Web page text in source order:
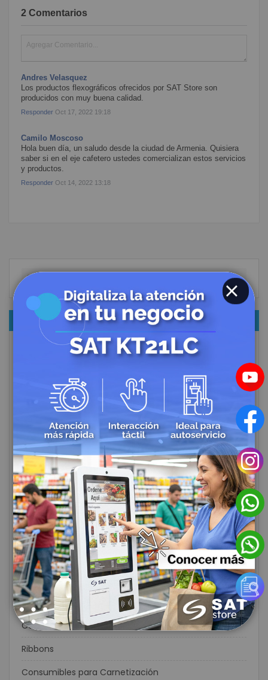
2 Comentarios
Andres Velasquez
Los productos flexográficos ofrecidos por SAT Store son
producidos con muy buena calidad.
Responder Oct 17, 2022 19:18
Camilo Moscoso
Hola buen día, un saludo desde la ciudad de Armenia. Quisiera
saber si en el eje cafetero ustedes comercializan estos servicios
y productos.
Responder Oct 14, 2022 13:18
Buscar
CATEGORÍAS
Bioseguridad en el Trabajo
Impresoras para Punto de Venta
Lectores de Códigos de Barras
Cajones Monederos
Contadoras de Dinero
Balanzas
Soluciones Completas POS
Impresora de Etiquetas
Impresoras de Carnets
Etiquetas
Flexográfia
Consumibles
Ribbons
Consumibles para Carnetización
CERRAR